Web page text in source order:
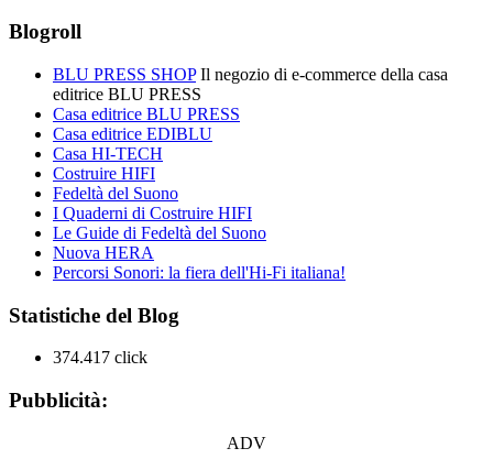
Blogroll
BLU PRESS SHOPIl negozio di e-commerce della casa
editrice BLU PRESS
Casa editrice BLU PRESS
Casa editrice EDIBLU
Casa HI-TECH
Costruire HIFI
Fedeltà del Suono
I Quaderni di Costruire HIFI
Le Guide di Fedeltà del Suono
Nuova HERA
Percorsi Sonori: la fiera dell'Hi-Fi italiana!
Statistiche del Blog
374.417 click
Pubblicità:
ADV